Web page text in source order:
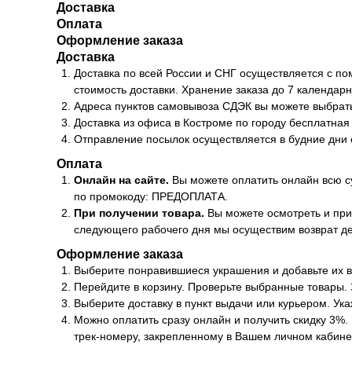
Доставка
Оплата
Оформление заказа
Доставка
Доставка по всей России и СНГ осуществляется с
стоимость доставки. Хранение заказа до 7
Адреса пунктов самовывоза СДЭК вы можете
Доставка из офиса в Костроме по городу
Отправление посылок осуществляется в будние дни
Оплата
Онлайн на сайте. Вы можете оплатить онлайн всю
по промокоду: ПРЕДОПЛАТА.
При получении товара. Вы можете осмотреть и
следующего рабочего дня мы осуществим возврат
Оформление заказа
Выберите понравившиеся украшения и добавьте их в
Перейдите в корзину. Проверьте выбранные
Выберите доставку в пункт выдачи или курьером.
Можно оплатить сразу онлайн и получить скидку
трек-номеру, закрепленному в Вашем личном